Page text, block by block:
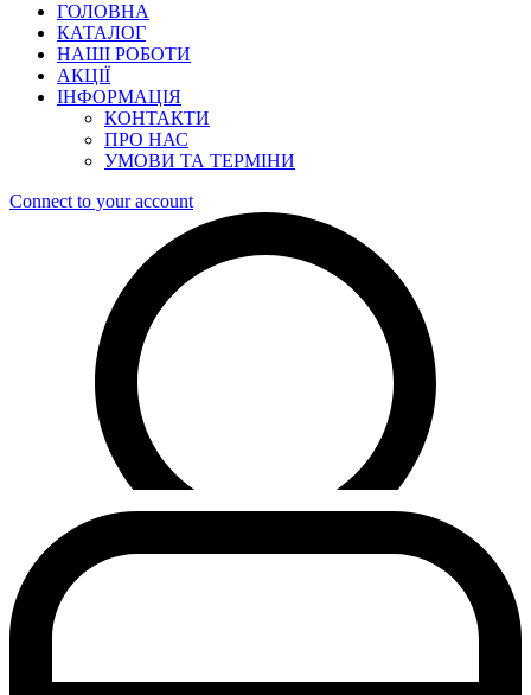
ГОЛОВНА
КАТАЛОГ
НАШІ РОБОТИ
АКЦІЇ
ІНФОРМАЦІЯ
КОНТАКТИ
ПРО НАС
УМОВИ ТА ТЕРМІНИ
Connect to your account